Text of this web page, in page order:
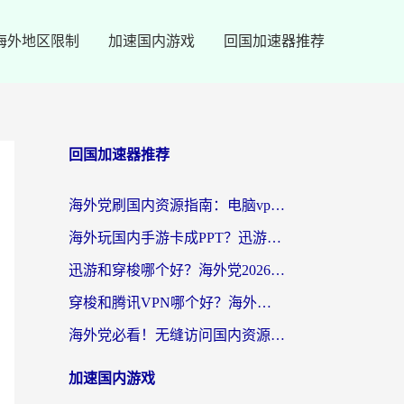
外地区限制 加速国内游戏 回国加速器推荐
回国加速器推荐
海外党刷国内资源指南：电脑vpn免费版真的能用吗？选对加速器才是关键
海外玩国内手游卡成PPT？迅游和奇游手游哪个好？附真实VPN评测及番茄加速器体验
迅游和穿梭哪个好？海外党2026亲测对比+免费vs付费选择指南，附番茄加速器实测体验
穿梭和腾讯VPN哪个好？海外党亲测3款热门回国加速器，附避坑指南
海外党必看！无缝访问国内资源指南：从vpn官网下载到加速器选择（附番茄实测）
加速国内游戏